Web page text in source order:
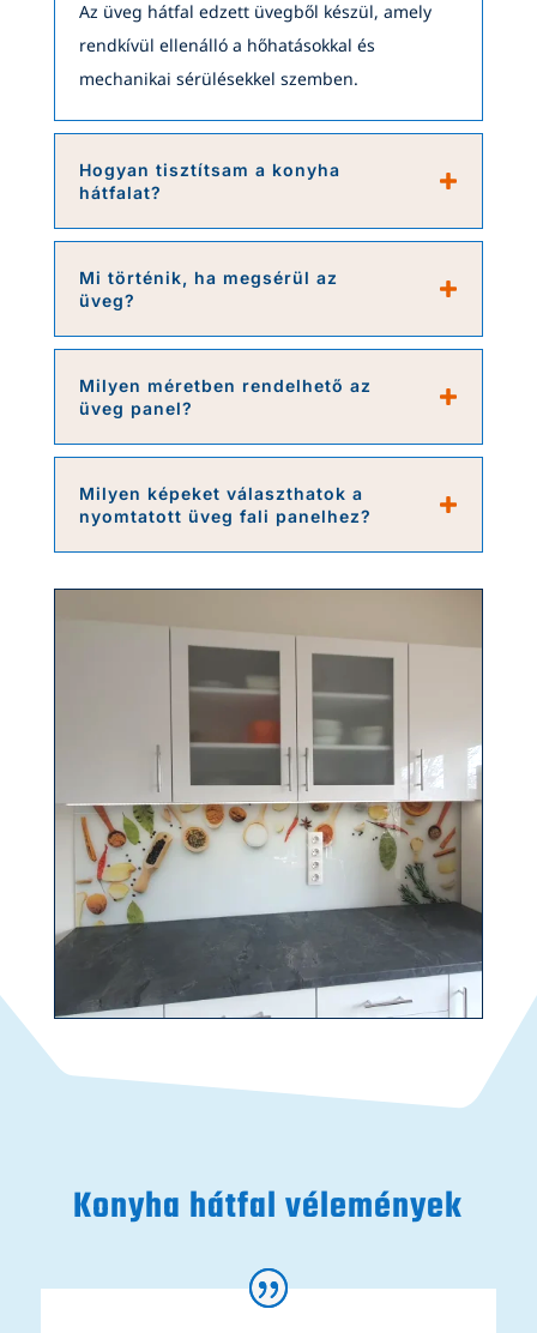
Az üveg hátfal edzett üvegből készül, amely
rendkívül ellenálló a hőhatásokkal és
mechanikai sérülésekkel szemben.
Hogyan tisztítsam a konyha
hátfalat?
Mi történik, ha megsérül az
üveg?
Milyen méretben rendelhető az
üveg panel?
Milyen képeket választhatok a
nyomtatott üveg fali panelhez?
Konyha hátfal vélemények